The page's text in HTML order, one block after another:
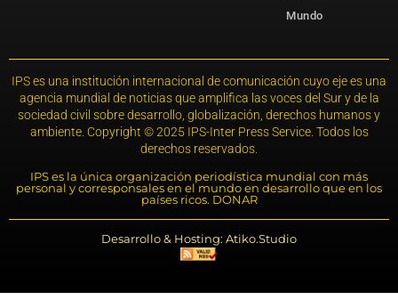
Mundo
IPS es una institución internacional de comunicación cuyo eje es una
agencia mundial de noticias que amplifica las voces del Sur y de la
sociedad civil sobre desarrollo, globalización, derechos humanos y
ambiente. Copyright © 2025 IPS-Inter Press Service. Todos los
derechos reservados.
IPS es la única organización periodística mundial con más
personal y corresponsales en el mundo en desarrollo que en los
países ricos. DONAR
Desarrollo & Hosting: Atiko.Studio